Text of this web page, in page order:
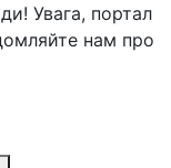
Увага, портал
нам про